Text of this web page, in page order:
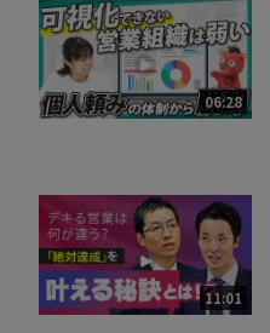
06:28
11:01